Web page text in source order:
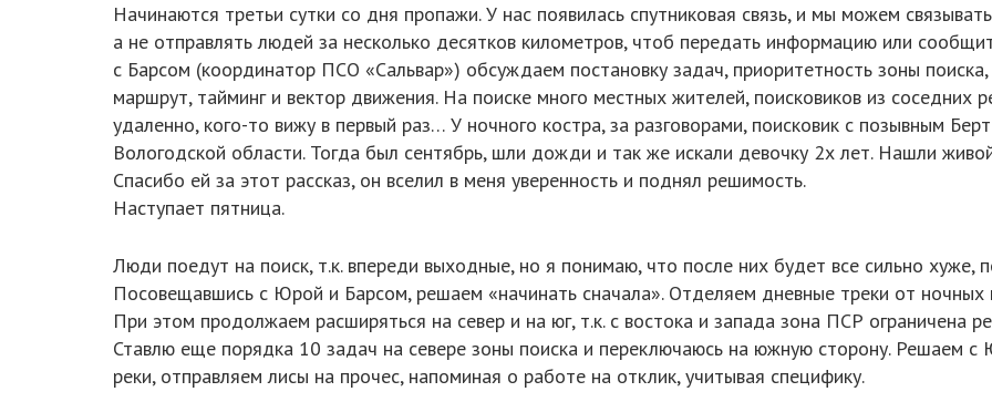
Начинаются третьи сутки со дня пропажи. У нас появилась спутниковая связь, и мы можем
а не отправлять людей за несколько десятков километров, чтоб передать информацию или
с Барсом (координатор ПСО «Сальвар») обсуждаем постановку задач, приоритетность зоны
маршрут, тайминг и вектор движения. На поиске много местных жителей, поисковиков из соседних
удаленно, кого-то вижу в первый раз… У ночного костра, за разговорами, поисковик с позывным
Вологодской области. Тогда был сентябрь, шли дожди и так же искали девочку 2х лет. Нашли
Спасибо ей за этот рассказ, он вселил в меня уверенность и поднял решимость.
Наступает пятница.
Люди поедут на поиск, т.к. впереди выходные, но я понимаю, что после них будет все сильно хуже,
Посовещавшись с Юрой и Барсом, решаем «начинать сначала». Отделяем дневные треки от ночных
При этом продолжаем расширяться на север и на юг, т.к. с востока и запада зона ПСР ограничена
Ставлю еще порядка 10 задач на севере зоны поиска и переключаюсь на южную сторону. Решаем
реки, отправляем лисы на прочес, напоминая о работе на отклик, учитывая специфику.